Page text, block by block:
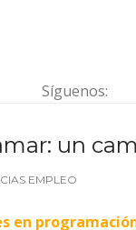
Síguenos:
un
EMPLEO
en